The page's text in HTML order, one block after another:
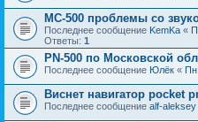
MC-500 проблемы со
Последнее сообщение KemKa «
Ответы: 1
PN-500 по Московской
Последнее сообщение Юлёк « Пн
Виснет навигатор pocket
Последнее сообщение alf-aleksey